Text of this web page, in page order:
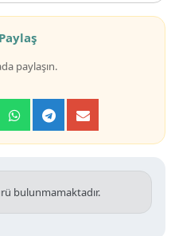
paylaşın.
bulunmamaktadır.